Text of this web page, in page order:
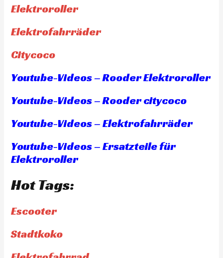
Elektroroller
Elektrofahrräder
Citycoco
Youtube-Videos – Rooder Elektroroller
Youtube-Videos – Rooder citycoco
Youtube-Videos – Elektrofahrräder
Youtube-Videos – Ersatzteile für
Elektroroller
Hot Tags:
Escooter
Stadtkoko